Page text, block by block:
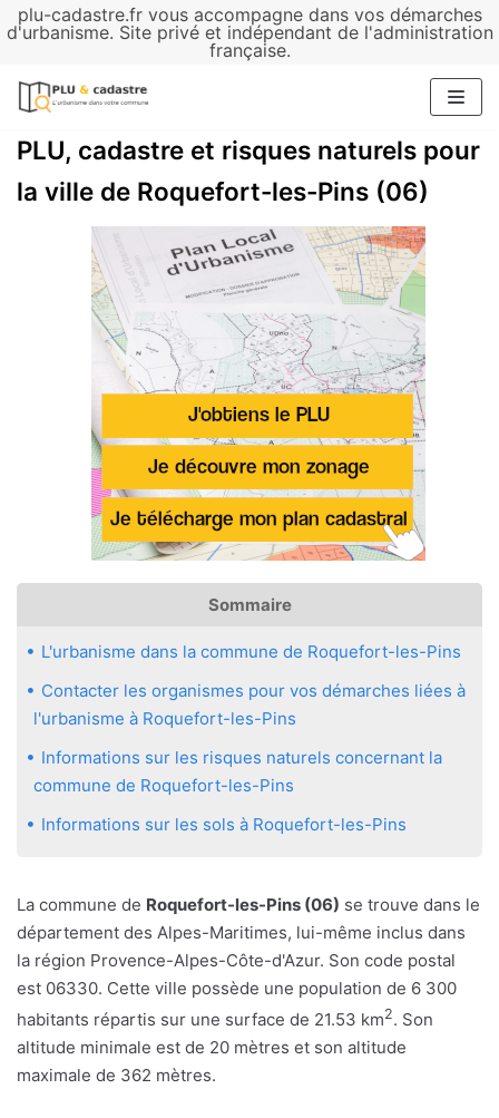
plu-cadastre.fr vous accompagne dans vos démarches
d'urbanisme. Site privé et indépendant de l'administration
française.
Aller
contenu
PLU, cadastre et risques naturels pour
la ville de Roquefort-les-Pins (06)
Sommaire
L'urbanisme dans la commune de Roquefort-les-Pins
Contacter les organismes pour vos démarches liées à
l'urbanisme à Roquefort-les-Pins
Informations sur les risques naturels concernant la
commune de Roquefort-les-Pins
Informations sur les sols à Roquefort-les-Pins
La commune de Roquefort-les-Pins (06) se trouve dans le
département des Alpes-Maritimes, lui-même inclus dans
la région Provence-Alpes-Côte-d'Azur. Son code postal
est 06330. Cette ville possède une population de 6 300
habitants répartis sur une surface de 21.53 km2. Son
altitude minimale est de 20 mètres et son altitude
maximale de 362 mètres.